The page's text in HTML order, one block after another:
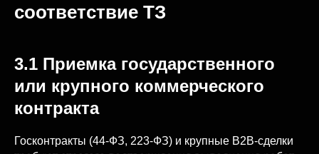
соответствие ТЗ
3.1 Приемка государственного
или крупного коммерческого
контракта
Госконтракты (44-ФЗ, 223-ФЗ) и крупные B2B-сделки